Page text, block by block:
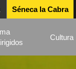
Séneca la Cabra
Cultura